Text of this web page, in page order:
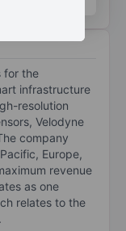
for the
infrastructure
resolution
Velodyne
company
Europe,
revenue
as one
relates to the